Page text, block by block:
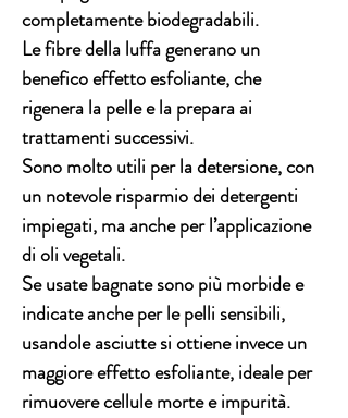
completamente biodegradabili.
Le fibre della luffa generano un
benefico effetto esfoliante, che
rigenera la pelle e la prepara ai
trattamenti successivi.
Sono molto utili per la detersione, con
un notevole risparmio dei detergenti
impiegati, ma anche per l’applicazione
di oli vegetali.
Se usate bagnate sono più morbide e
indicate anche per le pelli sensibili,
usandole asciutte si ottiene invece un
maggiore effetto esfoliante, ideale per
rimuovere cellule morte e impurità.